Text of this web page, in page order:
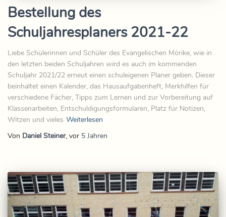
Bestellung des
Schuljahresplaners 2021-22
Liebe Schülerinnen und Schüler des Evangelischen Mörike, wie in
den letzten beiden Schuljahren wird es auch im kommenden
Schuljahr 2021/22 erneut einen schuleigenen Planer geben. Dieser
beinhaltet einen Kalender, das Hausaufgabenheft, Merkhilfen für
verschiedene Fächer, Tipps zum Lernen und zur Vorbereitung auf
Klassenarbeiten, Entschuldigungsformularen, Platz für Notizen,
Witzen und vieles Weiterlesen
Von Daniel Steiner, vor 5 Jahren